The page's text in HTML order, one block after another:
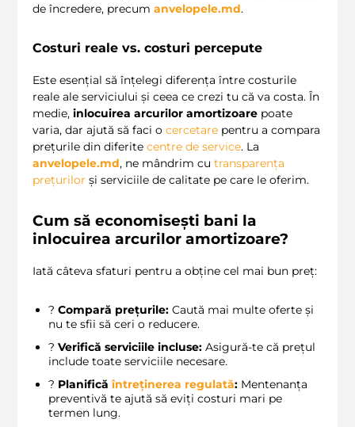
de încredere, precum anvelopele.md.
Costuri reale vs. costuri percepute
Este esențial să înțelegi diferența între costurile
reale ale serviciului și ceea ce crezi tu că va costa. În
medie, inlocuirea arcurilor amortizoare poate
varia, dar ajută să faci o cercetare pentru a compara
prețurile din diferite centre de service. La
anvelopele.md, ne mândrim cu transparența
prețurilor și serviciile de calitate pe care le oferim.
Cum să economisești bani la
inlocuirea arcurilor amortizoare?
Iată câteva sfaturi pentru a obține cel mai bun preț:
? Compară prețurile: Caută mai multe oferte și
nu te sfii să ceri o reducere.
? Verifică serviciile incluse: Asigură-te că prețul
include toate serviciile necesare.
?️ Planifică întreținerea regulată: Mentenanța
preventivă te ajută să eviți costuri mari pe
termen lung.